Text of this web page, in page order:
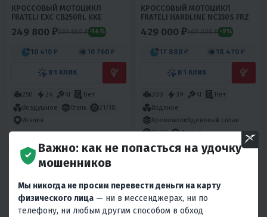
КРОССОВЫЙ МОТОЦИКЛ
FRATELI EXC CB250RL KKE
249 800 ₽289 800 ₽ -14%
10 410 ₽ 10 760 ₽
В 1 КЛИК
250 24 4T
Нет
Воздушное
Сталь
21/18
Италия
КРОССОВЫЙ МОТОЦИКЛ
FRATELI HARDLINE NC330S FRZ
429 000 ₽469 000 ₽ -9%
17 880 ₽ 18 470 ₽
В 1 КЛИК
300 39 4T
Нет
Водяное
Хромомолибденовый сплав
21/18
Италия
Важно: как не попасться на удочку
мошенников
Мы никогда не просим перевести деньги на карту
физического лица — ни в мессенджерах, ни по
телефону, ни любым другим способом в обход